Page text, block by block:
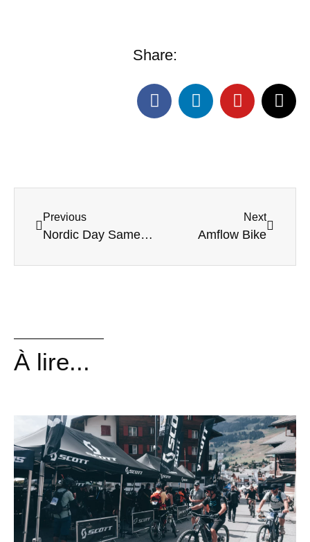
Share:
Previous
Nordic Day Samedi 18 Janvier 2025
Next
Amflow Bike
À lire...